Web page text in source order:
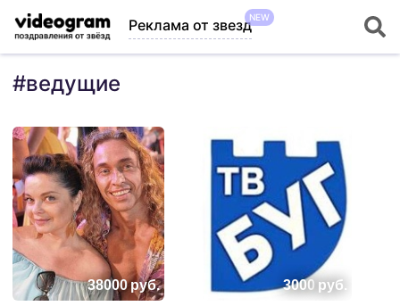
Реклама от звездNEW
#ведущие
38000руб. 3000 руб.